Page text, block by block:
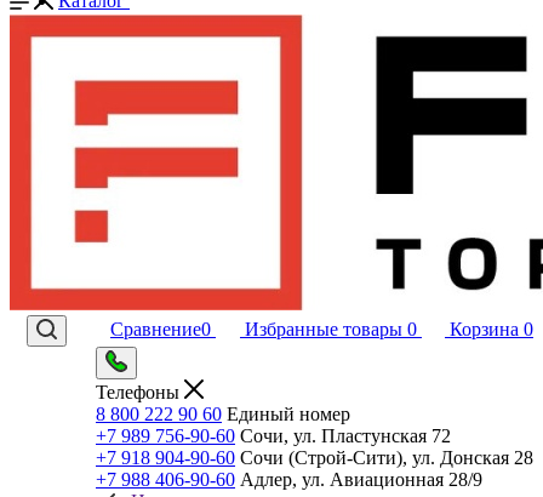
Сравнение0 Избранные товары 0 Корзина 0
Телефоны
8 800 222 90 60 Единый номер
+7 989 756-90-60 Сочи, ул. Пластунская 72
+7 918 904-90-60 Сочи (Строй-Сити), ул. Донская 28
+7 988 406-90-60 Адлер, ул. Авиационная 28/9